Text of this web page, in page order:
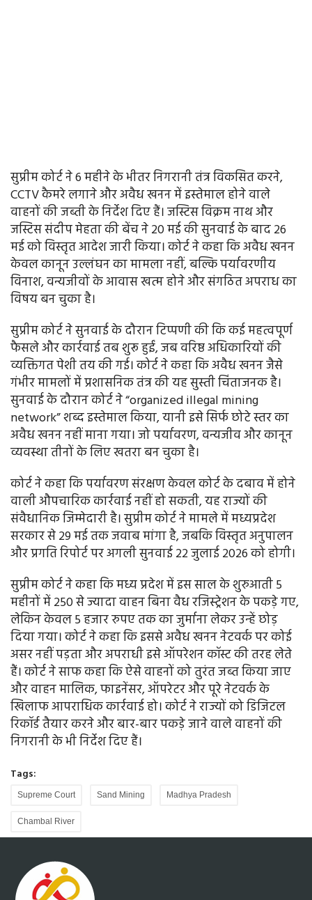
सुप्रीम कोर्ट ने 6 महीने के भीतर निगरानी तंत्र विकसित करने,
CCTV कैमरे लगाने और अवैध खनन में इस्तेमाल होने वाले
वाहनों की जब्ती के निर्देश दिए हैं। जस्टिस विक्रम नाथ और
जस्टिस संदीप मेहता की बेंच ने 20 मई की सुनवाई के बाद 26
मई को विस्तृत आदेश जारी किया। कोर्ट ने कहा कि अवैध खनन
केवल कानून उल्लंघन का मामला नहीं, बल्कि पर्यावरणीय
विनाश, वन्यजीवों के आवास खत्म होने और संगठित अपराध का
विषय बन चुका है।
सुप्रीम कोर्ट ने सुनवाई के दौरान टिप्पणी की कि कई महत्वपूर्ण
फैसले और कार्रवाई तब शुरू हुईं, जब वरिष्ठ अधिकारियों की
व्यक्तिगत पेशी तय की गई। कोर्ट ने कहा कि अवैध खनन जैसे
गंभीर मामलों में प्रशासनिक तंत्र की यह सुस्ती चिंताजनक है।
सुनवाई के दौरान कोर्ट ने “organized illegal mining
network” शब्द इस्तेमाल किया, यानी इसे सिर्फ छोटे स्तर का
अवैध खनन नहीं माना गया। जो पर्यावरण, वन्यजीव और कानून
व्यवस्था तीनों के लिए खतरा बन चुका है।
कोर्ट ने कहा कि पर्यावरण संरक्षण केवल कोर्ट के दबाव में होने
वाली औपचारिक कार्रवाई नहीं हो सकती, यह राज्यों की
संवैधानिक जिम्मेदारी है। सुप्रीम कोर्ट ने मामले में मध्यप्रदेश
सरकार से 29 मई तक जवाब मांगा है, जबकि विस्तृत अनुपालन
और प्रगति रिपोर्ट पर अगली सुनवाई 22 जुलाई 2026 को होगी।
सुप्रीम कोर्ट ने कहा कि मध्य प्रदेश में इस साल के शुरुआती 5
महीनों में 250 से ज्यादा वाहन बिना वैध रजिस्ट्रेशन के पकड़े गए,
लेकिन केवल 5 हजार रुपए तक का जुर्माना लेकर उन्हें छोड़
दिया गया। कोर्ट ने कहा कि इससे अवैध खनन नेटवर्क पर कोई
असर नहीं पड़ता और अपराधी इसे ऑपरेशन कॉस्ट की तरह लेते
हैं। कोर्ट ने साफ कहा कि ऐसे वाहनों को तुरंत जब्त किया जाए
और वाहन मालिक, फाइनेंसर, ऑपरेटर और पूरे नेटवर्क के
खिलाफ आपराधिक कार्रवाई हो। कोर्ट ने राज्यों को डिजिटल
रिकॉर्ड तैयार करने और बार-बार पकड़े जाने वाले वाहनों की
निगरानी के भी निर्देश दिए हैं।
Tags:
Supreme Court Sand Mining Madhya Pradesh
Chambal River